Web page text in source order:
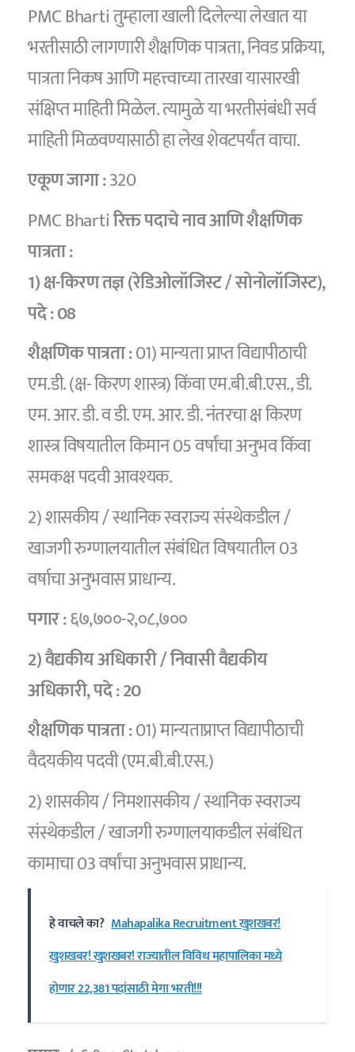
PMC Bharti तुम्हाला खाली दिलेल्या लेखात या
भरतीसाठी लागणारी शैक्षणिक पात्रता, निवड प्रक्रिया,
पात्रता निकष आणि महत्त्वाच्या तारखा यासारखी
संक्षिप्त माहिती मिळेल. त्यामुळे या भरतीसंबंधी सर्व
माहिती मिळवण्यासाठी हा लेख शेवटपर्यंत वाचा.
एकूण जागा :320
PMC Bhartiरिक्त पदाचे नाव आणि शैक्षणिक
पात्रता :
1) क्ष-किरण तज्ञ (रेडिओलॉजिस्ट / सोनोलॉजिस्ट),
पदे :08
शैक्षणिक पात्रता :01) मान्यता प्राप्त विद्यापीठाची
एम.डी. (क्ष- किरण शास्त्र) किंवा एम.बी.बी.एस., डी.
एम. आर. डी. व डी. एम. आर. डी. नंतरचा क्ष किरण
शास्त्र विषयातील किमान 05 वर्षांचा अनुभव किंवा
समकक्ष पदवी आवश्यक.
2) शासकीय / स्थानिक स्वराज्य संस्थेकडील /
खाजगी रुग्णालयातील संबंधित विषयातील 03
वर्षाचा अनुभवास प्राधान्य.
पगार :६७,७००-२,०८,७००
2) वैद्यकीय अधिकारी / निवासी वैद्यकीय
अधिकारी,पदे :20
शैक्षणिक पात्रता :01) मान्यताप्राप्त विद्यापीठाची
वैदयकीय पदवी (एम.बी.बी.एस.)
2) शासकीय / निमशासकीय / स्थानिक स्वराज्य
संस्थेकडील / खाजगी रुग्णालयाकडील संबंधित
कामाचा 03 वर्षांचा अनुभवास प्राधान्य.
हे वाचले का? Mahapalika Recruitment खुशखबर!
खुशखबर! खुशखबर! राज्यातील विविध महापालिका मध्ये
होणार 22,381 पदांसाठी मेगा भरती!!!